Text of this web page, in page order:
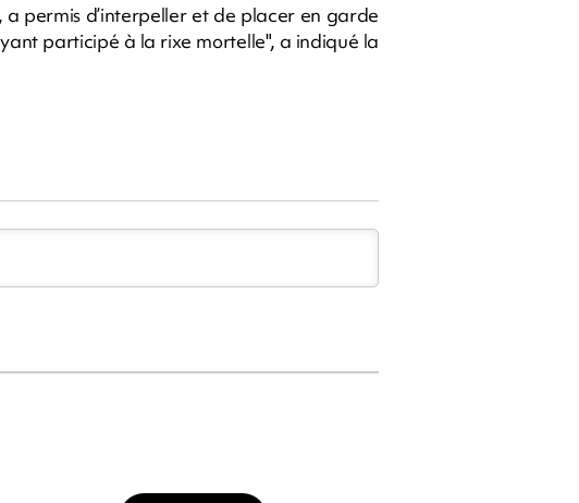
a permis d’interpeller et de placer en garde
participé à la rixe mortelle", a indiqué la